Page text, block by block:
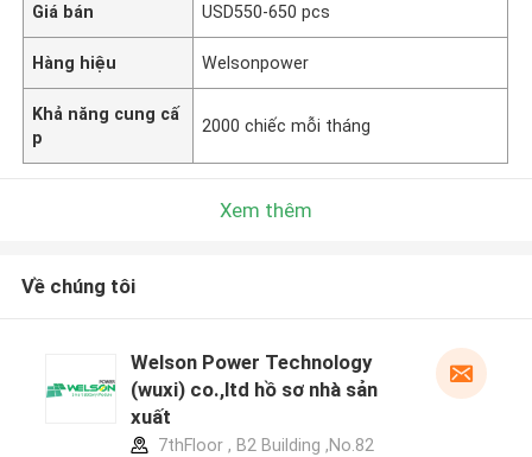
Giá bán USD550-650 pcs
Hàng hiệu Welsonpower
Khả năng cung cấ
p
2000 chiếc mỗi tháng
Xem thêm
Về chúng tôi
Welson Power Technology
(wuxi) co.,ltd hồ sơ nhà sản
xuất
7thFloor , B2 Building ,No.82